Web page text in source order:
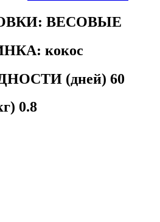
ВЕСОВЫЕ
кокос
(дней) 60
0.8